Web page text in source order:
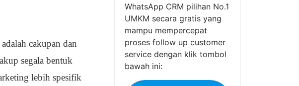
cakupan dan
segala bentuk
lebih spesifik
WhatsApp CRM pilihan No.1
UMKM secara gratis yang
mampu mempercepat
proses follow up customer
service dengan klik tombol
bawah ini: